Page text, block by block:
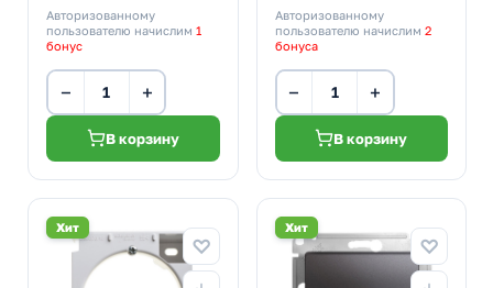
Авторизованному
пользователю начислим 1
бонус
− +
В корзину
Авторизованному
пользователю начислим 2
бонуса
− +
В корзину
Хит Хит